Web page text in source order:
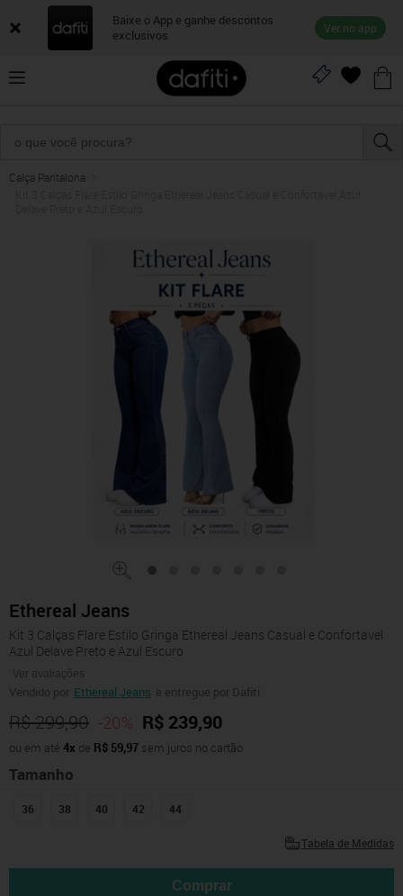
Baixe o App e ganhe descontos
exclusivos
Ver no app
Calça Pantalona
Ethereal Jeans
Kit 3 Calças Flare Estilo Gringa Ethereal Jeans Casual e Confortavel
Azul Delave Preto e Azul Escuro
Ver avaliações
Vendido por Ethereal Jeans e entregue por Dafiti
R$ 299,90 -20% R$ 239,90
ou em até 4x de R$ 59,97 sem juros no cartão
Tamanho
36 38 40 42 44
Tabela de Medidas
Comprar